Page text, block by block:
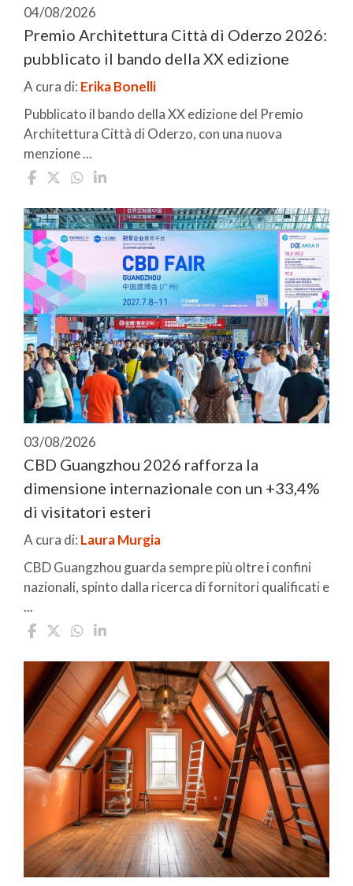
04/08/2026
Premio Architettura Città di Oderzo 2026:
pubblicato il bando della XX edizione
A cura di: Erika Bonelli
Pubblicato il bando della XX edizione del Premio
Architettura Città di Oderzo, con una nuova
menzione ...
03/08/2026
CBD Guangzhou 2026 rafforza la
dimensione internazionale con un +33,4%
di visitatori esteri
A cura di: Laura Murgia
CBD Guangzhou guarda sempre più oltre i confini
nazionali, spinto dalla ricerca di fornitori qualificati e
...